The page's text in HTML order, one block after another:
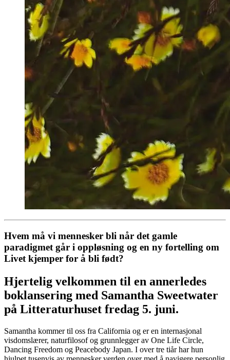
Hvem må vi mennesker bli når det gamle
paradigmet går i oppløsning og en ny fortelling om
Livet kjemper for å bli født?
Hjertelig velkommen til en annerledes
boklansering med Samantha Sweetwater
på Litteraturhuset fredag 5. juni.
Samantha kommer til oss fra California og er en internasjonal
visdomslærer, naturfilosof og grunnlegger av One Life Circle,
Dancing Freedom og Peacebody Japan. I over tre tiår har hun